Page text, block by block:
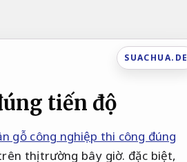
SUACHUA.DE
tiến độ
gỗ công nghiệp thi công đúng
thị trường bây giờ. đặc biệt,